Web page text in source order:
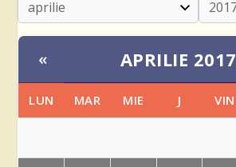
« APRILIE 2017
LUN MAR MIE J VIN